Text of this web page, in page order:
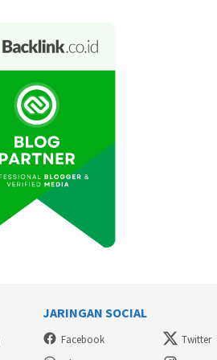
JARINGAN SOCIAL
Facebook Twitter